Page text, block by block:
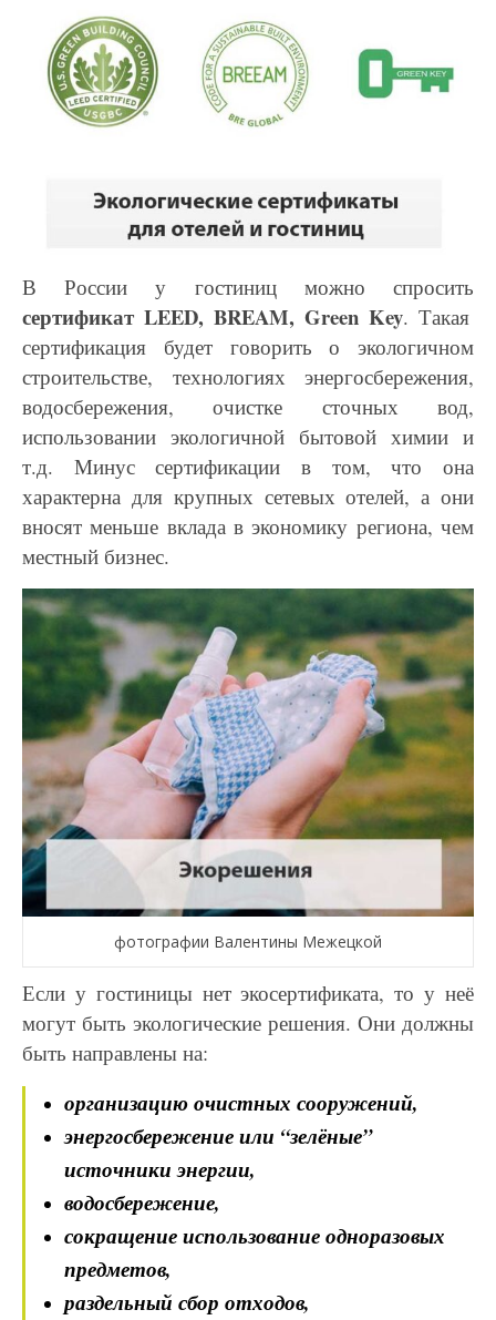
В России у гостиниц можно спросить
сертификат LEED, BREAM, Green Key. Такая
сертификация будет говорить о экологичном
строительстве, технологиях энергосбережения,
водосбережения, очистке сточных вод,
использовании экологичной бытовой химии и
т.д. Минуссертификации в том, что она
характерна для крупных сетевых отелей, а они
вносят меньше вклада в экономику региона, чем
местный бизнес.
фотографии Валентины Межецкой
Если у гостиницы нет экосертификата, то у неё
могут быть экологические решения. Они должны
быть направлены на:
организацию очистных сооружений,
энергосбережение или “зелёные”
источникиэнергии,
водосбережение,
сокращение использование одноразовых
предметов,
раздельный сбор отходов,